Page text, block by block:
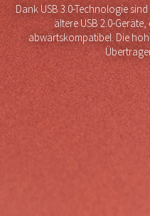
Dank USB 3.0-Technologie
ältere USB 2.0-
abwärtskompatibel. Die